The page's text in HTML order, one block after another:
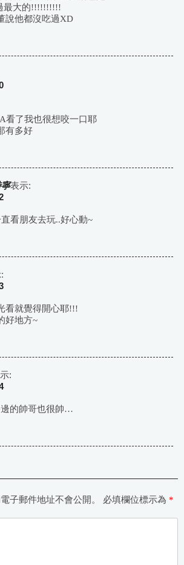
最大的!!!!!!!!!!
說他都沒吃過XD
看了我也很想咬一口耶
有多好
表示:
看朋友去玩..好心動~
看就覺得開心耶!!!
好地方~
:
的帥哥也很帥…
子郵件地址不會公開。 必填欄位標示為 *